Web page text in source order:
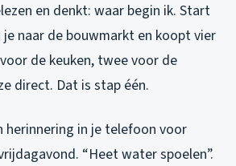
en denkt: waar begin ik. Start
naar de bouwmarkt en koopt vier
de keuken, twee voor de
direct. Dat is stap één.
herinnering in je telefoon voor
“Heet water spoelen”.